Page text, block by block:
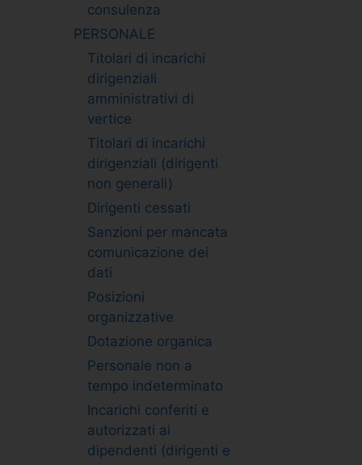
consulenza
PERSONALE
Titolari di incarichi
dirigenziali
amministrativi di
vertice
Titolari di incarichi
dirigenziali (dirigenti
non generali)
Dirigenti cessati
Sanzioni per mancata
comunicazione dei
dati
Posizioni
organizzative
Dotazione organica
Personale non a
tempo indeterminato
Incarichi conferiti e
autorizzati ai
dipendenti (dirigenti e